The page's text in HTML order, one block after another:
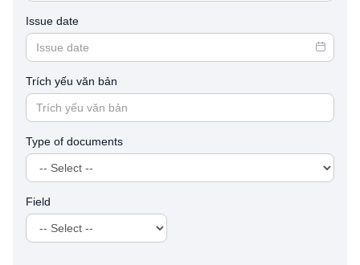
Issue date
Trích yếu văn bản
Type of documents
Field